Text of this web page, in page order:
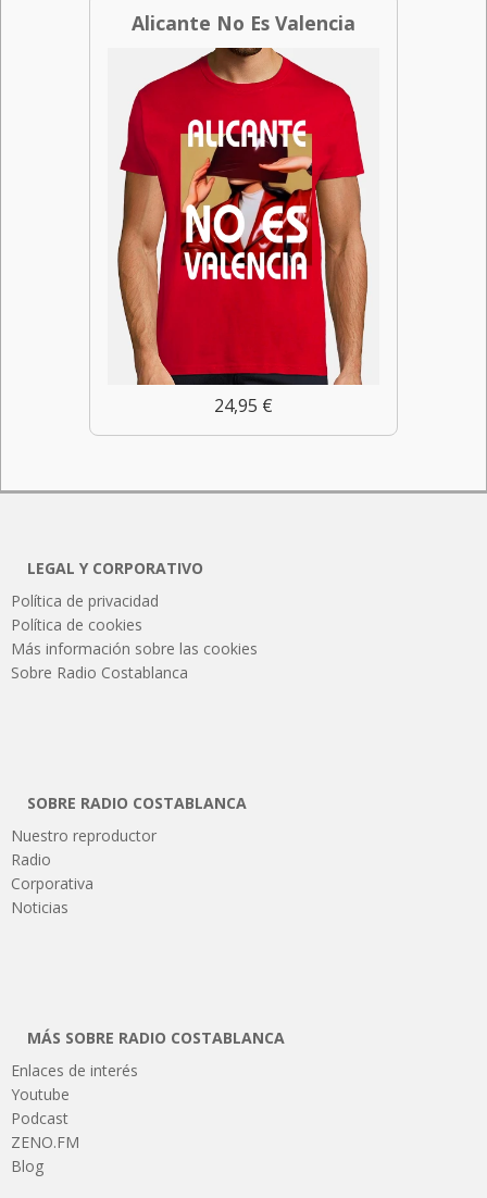
Alicante No Es Valencia
24,95 €
LEGAL Y CORPORATIVO
Política de privacidad
Política de cookies
Más información sobre las cookies
Sobre Radio Costablanca
SOBRE RADIO COSTABLANCA
Nuestro reproductor
Radio
Corporativa
Noticias
MÁS SOBRE RADIO COSTABLANCA
Enlaces de interés
Youtube
Podcast
ZENO.FM
Blog